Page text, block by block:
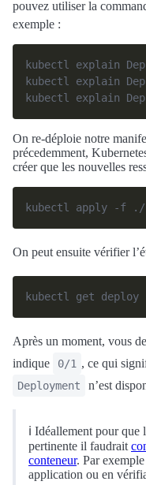
pouvez utiliser la
exemple :
On re-déploie notre
précedemment,
créer que les nouvelles
On peut ensuite vérifier
Après un moment, vous
indique 0/1 , ce qui
Deployment n’est
ℹ️ Idéallement pour
pertinente il faudrait
conteneur. Par
application ou en